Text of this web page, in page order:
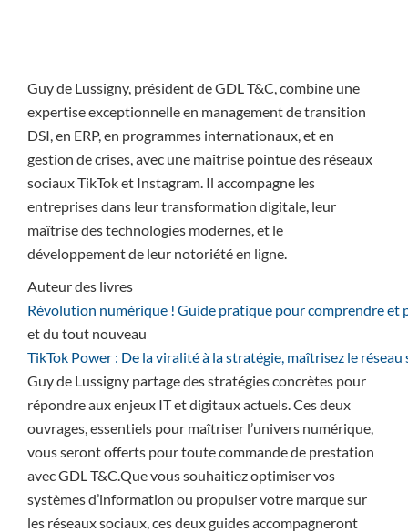
Guy de Lussigny, président de GDL T&C, combine une
expertise exceptionnelle en management de transition
DSI, en ERP, en programmes internationaux, et en
gestion de crises, avec une maîtrise pointue des réseaux
sociaux TikTok et Instagram. Il accompagne les
entreprises dans leur transformation digitale, leur
maîtrise des technologies modernes, et le
développement de leur notoriété en ligne.
Auteur des livres
Révolution numérique ! Guide pratique pour comprendre et
et du tout nouveau
TikTok Power : De la viralité à la stratégie, maîtrisez le
Guy de Lussigny partage des stratégies concrètes pour
répondre aux enjeux IT et digitaux actuels. Ces deux
ouvrages, essentiels pour maîtriser l’univers numérique,
vous seront offerts pour toute commande de prestation
avec GDL T&C.Que vous souhaitiez optimiser vos
systèmes d’information ou propulser votre marque sur
les réseaux sociaux, ces deux guides accompagneront